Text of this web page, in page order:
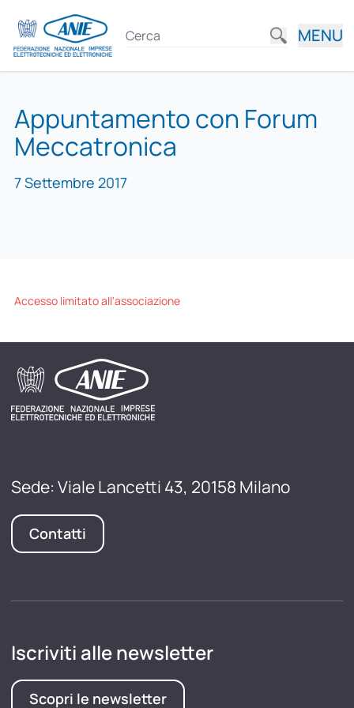
MENU
Appuntamento con Forum
Meccatronica
7 Settembre 2017
Accesso limitato all'associazione
Sede: Viale Lancetti 43, 20158 Milano
Contatti
Iscriviti alle newsletter
Scopri le newsletter